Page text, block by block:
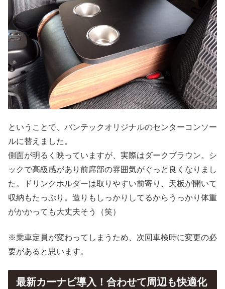
ということで、バンテックオリジナルのセンターコンソー
ルに替えました。
側面が明るく映っていますが、実際はダークブラウン。シ
ックで高級感があり前席部の雰囲気がぐっと良くなりまし
た。ドリンクホルダーは取りやすい前寄り、天板が開いて
収納もたっぷり。造りもしっかりしてるからうっかり体重
がかかっても大丈夫そう（笑）
※乗車定員が変わってしまうため、次回車検時に変更の必
要があると思います。
最新カーナビ導入！合わせて周辺も快適化